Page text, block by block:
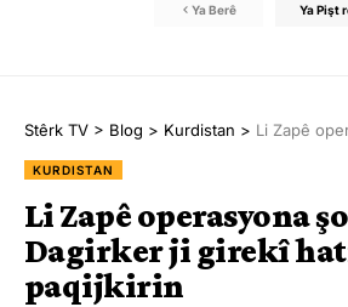
Ya Berê Ya Pişt
Stêrk TV > Blog > Kurdistan > Li Zapê operasyona
KURDISTAN
Li Zapê operasyona
Dagirker ji girekî
paqijkirin